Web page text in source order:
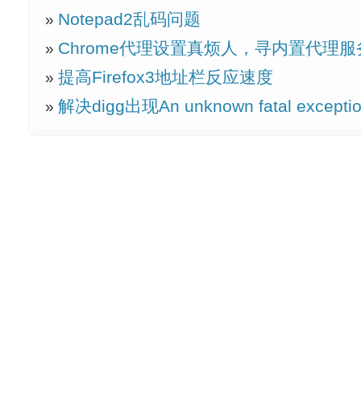
Notepad2乱码问题
Chrome代理设置真烦人，寻内置代理
提高Firefox3地址栏反应速度
解决digg出现An unknown fatal